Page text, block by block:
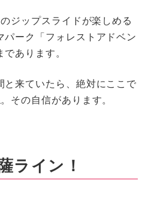
ジップスライドが楽しめる
パーク「フォレストアドベン
あります。
来ていたら、絶対にここで
その自信があります。
ライン！